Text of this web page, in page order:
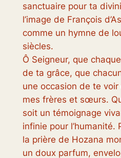
sanctuaire pour ta
l’image de François
comme un hymne de
siècles.
Ô Seigneur, que
de ta grâce, que
une occasion de te
mes frères et sœurs.
soit un témoignage
infinie pour l’humanité.
la prière de Hozana
un doux parfum,